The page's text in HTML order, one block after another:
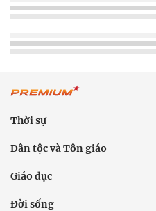
Thời sự
Dân tộc và Tôn giáo
Giáo dục
Đời sống